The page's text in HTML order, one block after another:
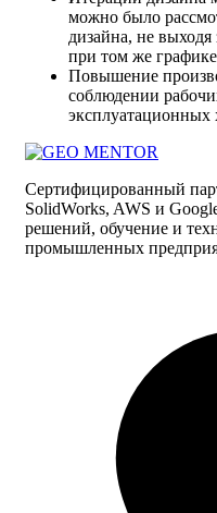
можно было
дизайна, не
при том же
Повышение
соблюдении
эксплуатационных
Сертифицированный
SolidWorks, AWS и
решений, обучение и
промышленных